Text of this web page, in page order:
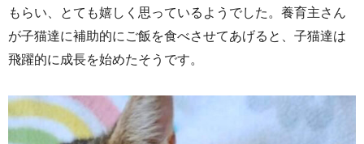
もらい、とても嬉しく思っているようでした。養育主さん
が子猫達に補助的にご飯を食べさせてあげると、子猫達は
飛躍的に成長を始めたそうです。